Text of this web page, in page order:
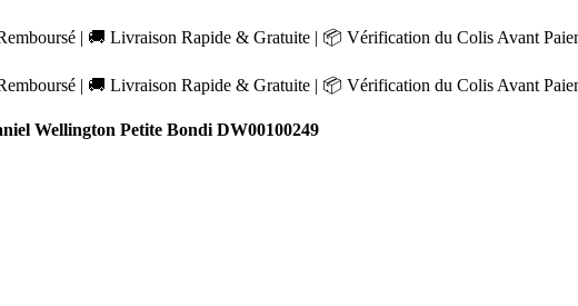
| 🚚 Livraison Rapide & Gratuite | 📦 Vérification du Colis Avant
| 🚚 Livraison Rapide & Gratuite | 📦 Vérification du Colis Avant
Wellington Petite Bondi DW00100249